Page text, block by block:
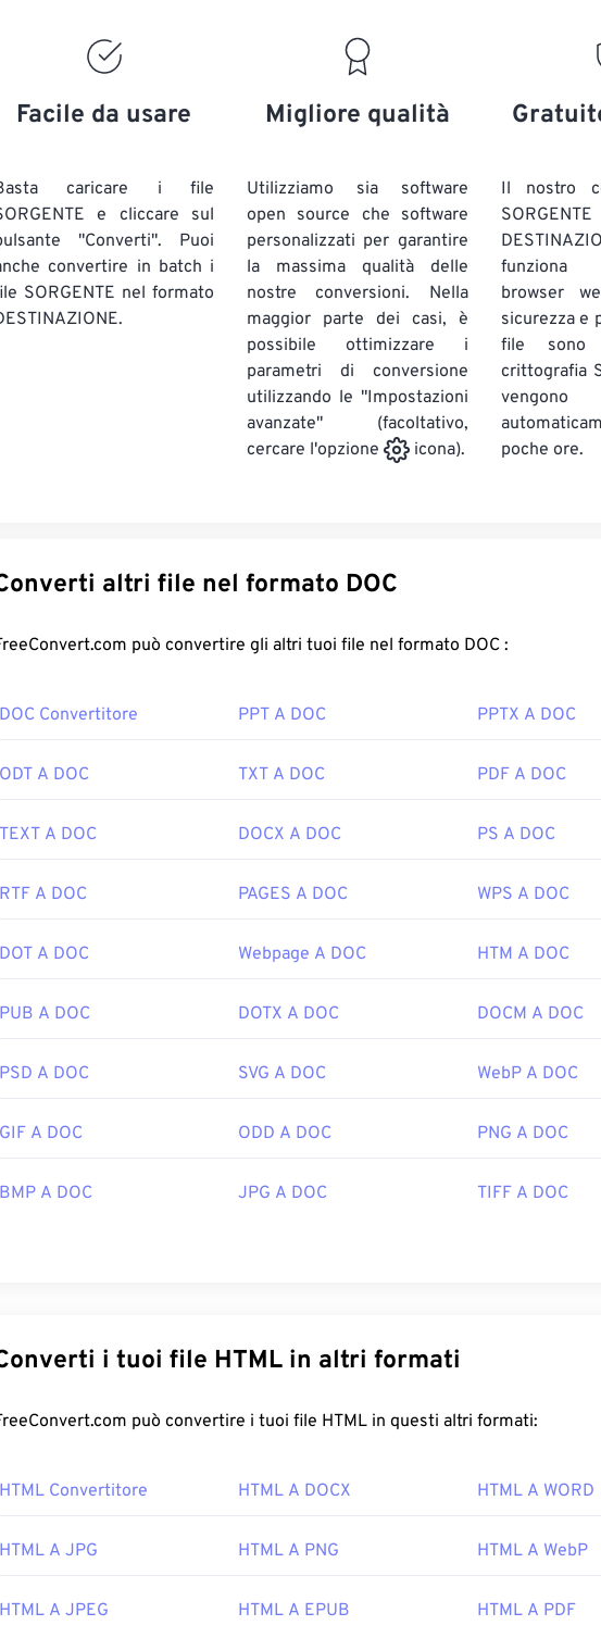
Facile da usare
caricare i file
e cliccare sul
"Converti". Puoi
convertire in batch i
SORGENTE nel formato
Migliore qualità
Utilizziamo sia software
open source che software
personalizzati per garantire
la massima qualità delle
nostre conversioni. Nella
maggior parte dei casi, è
possibile ottimizzare i
parametri di conversione
utilizzando le "Impostazioni
avanzate" (facoltativo,
cercare l'opzione
icona).
Il nostro
funziona
browser
sicurezza e
file sono
crittografia
poche ore.
Converti altri file nel formato DOC
FreeConvert.com può convertire gli altri tuoi file nel formato DOC :
DOC Convertitore PPT A DOC PPTX A DOC
ODT A DOC TXT A DOC PDF A DOC
TEXT A DOC DOCX A DOC PS A DOC
RTF A DOC PAGES A DOC WPS A DOC
DOT A DOC Webpage A DOC HTM A DOC
PUB A DOC DOTX A DOC DOCM A DOC
PSD A DOC SVG A DOC WebP A DOC
GIF A DOC ODD A DOC PNG A DOC
BMP A DOC JPG A DOC TIFF A DOC
Converti i tuoi file HTML in altri formati
FreeConvert.com può convertire i tuoi file HTML in questi altri formati:
HTML Convertitore HTML A DOCX HTML A WORD
HTML A JPG HTML A PNG HTML A WebP
HTML A JPEG HTML A EPUB HTML A PDF